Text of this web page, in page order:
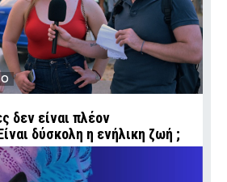
δεν είναι πλέον
δύσκολη η ενήλικη ζωή ;